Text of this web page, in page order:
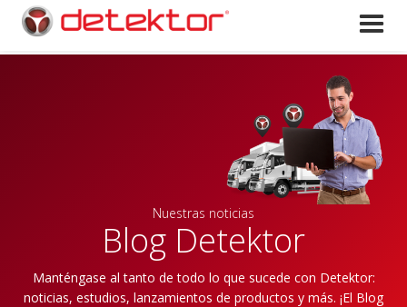
Nuestras noticias
Blog Detektor
Manténgase al tanto de todo lo que sucede con Detektor:
noticias, estudios, lanzamientos de productos y más. ¡El Blog